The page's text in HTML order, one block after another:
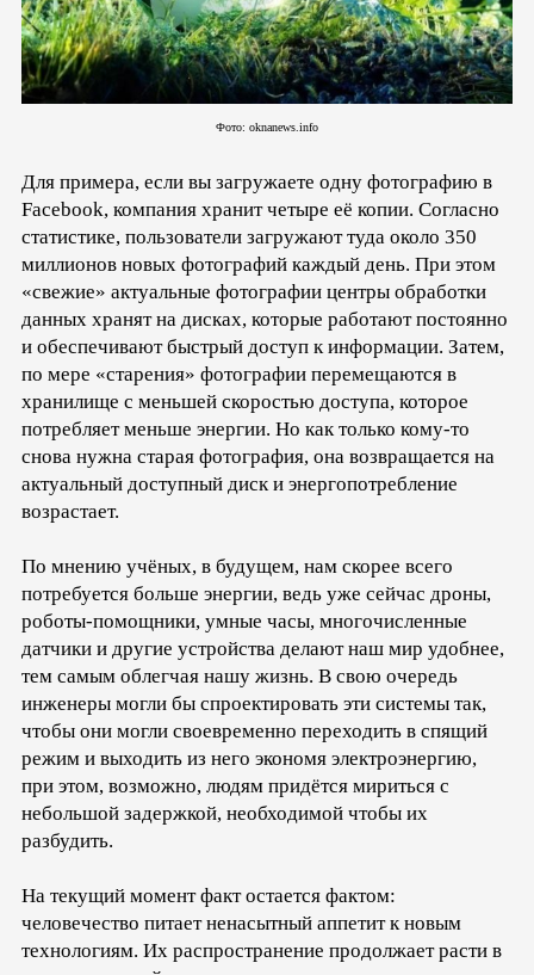
Фото: oknanews.info
Для примера, если вы загружаете одну фотографию в
Facebook, компания хранит четыре её копии. Согласно
статистике, пользователи загружают туда около 350
миллионов новых фотографий каждый день. При этом
«свежие» актуальные фотографии центры обработки
данных хранят на дисках, которые работают постоянно
и обеспечивают быстрый доступ к информации. Затем,
по мере «старения» фотографии перемещаются в
хранилище с меньшей скоростью доступа, которое
потребляет меньше энергии. Но как только кому-то
снова нужна старая фотография, она возвращается на
актуальный доступный диск и энергопотребление
возрастает.
По мнению учёных, в будущем, нам скорее всего
потребуется больше энергии, ведь уже сейчас дроны,
роботы-помощники, умные часы, многочисленные
датчики и другие устройства делают наш мир удобнее,
тем самым облегчая нашу жизнь. В свою очередь
инженеры могли бы спроектировать эти системы так,
чтобы они могли своевременно переходить в спящий
режим и выходить из него экономя электроэнергию,
при этом, возможно, людям придётся мириться с
небольшой задержкой, необходимой чтобы их
разбудить.
На текущий момент факт остается фактом:
человечество питает ненасытный аппетит к новым
технологиям. Их распространение продолжает расти в